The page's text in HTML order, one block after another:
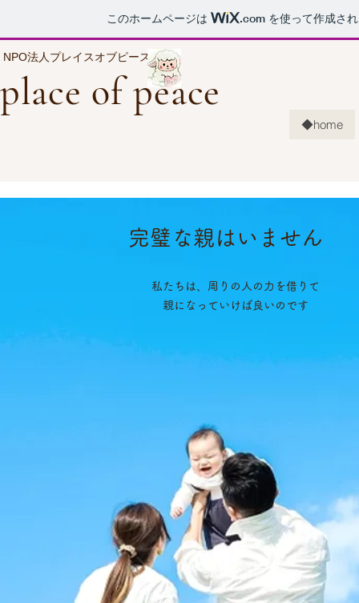
このホームページは .com を使って作成さ
NPO法人プレイスオブピース
place of peace
◆home
完璧な親はいません
私たちは、周りの人の力を借りて
親になっていけば良いのです